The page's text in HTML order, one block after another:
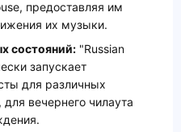
предоставляя им
их музыки.
состояний: "Russian
запускает
для различных
вечернего чилаута